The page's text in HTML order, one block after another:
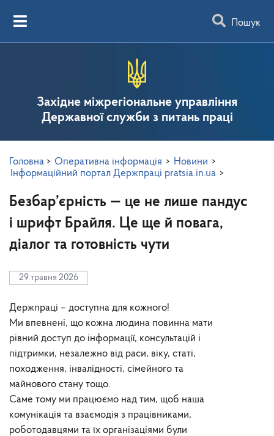
Пошук
Західне міжрегіональне управління
Державної служби з питань праці
Головна > Оперативна інформація > Новини >
Інформаційний портал Держпраці pratsia.in.ua >
Безбар’єрність — це не лише пандус
і шрифт Брайля. Це ще й повага,
діалог та готовність чути
29 травня 2026
Держпраці – доступна для кожного!
Ми впевнені, що кожна людина повинна мати
рівний доступ до інформації, консультацій і
підтримки, незалежно від раси, віку, статі,
походження, інвалідності, сімейного та
майнового стану тощо.
Саме тому ми працюємо над тим, щоб наша
комунікація та взаємодія з працівниками,
роботодавцями та їх організаціями були